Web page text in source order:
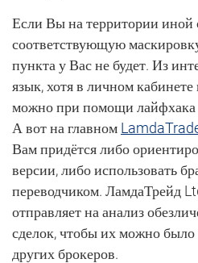
Если Вы на территории иной
соответствующую
пункта у Вас не будет. Из
язык, хотя в личном
можно при помощи лайфхака
А вот на главном
Вам придётся либо
версии, либо использовать
переводчиком. ЛамдаТрейд
отправляет на анализ
сделок, чтобы их можно было
других брокеров.